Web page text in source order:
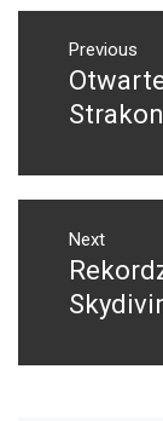
NAWIGACJA
WPISUPrevious
Previous
post:
Next
Next
post: